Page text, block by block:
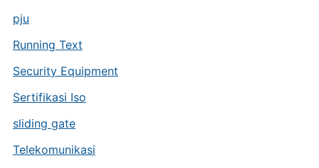
pju
Running Text
Security Equipment
Sertifikasi Iso
sliding gate
Telekomunikasi